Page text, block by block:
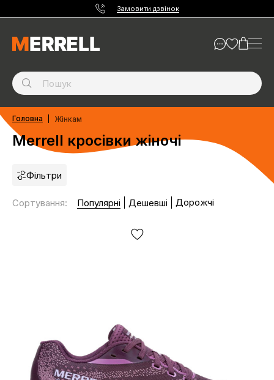
Замовити дзвінок
Головна Жінкам
Merrell кросівки жіночі
Фільтри
Сортування: Популярні Дешевші Дорожчі